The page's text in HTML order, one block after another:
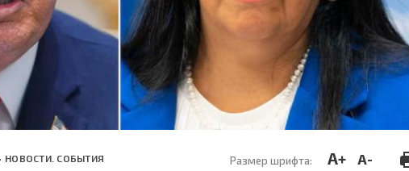
НОВОСТИ. СОБЫТИЯ Размер шрифта: A+ A-